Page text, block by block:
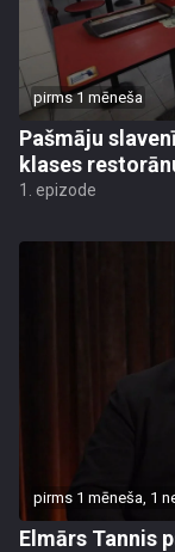
pirms 1 mēneša
Pašmāju
klases
1. epizode
pirms 1 mēneša, 1
Elmārs Tannis